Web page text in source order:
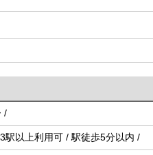
/
駅以上利用可 / 駅徒歩5分以内 /